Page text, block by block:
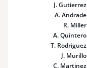
J. Gutierrez
A. Andrade
R. Miller
A. Quintero
T. Rodriguez
J. Murillo
C. Martinez